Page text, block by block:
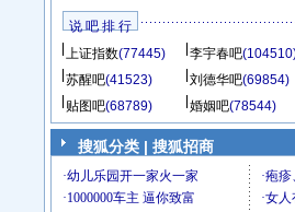
说 吧 排 行
上证指数(77445) 李宇春吧
苏醒吧(41523) 刘德华吧(69854)
贴图吧(68789) 婚姻吧(78544)
搜狐分类 | 搜狐招商